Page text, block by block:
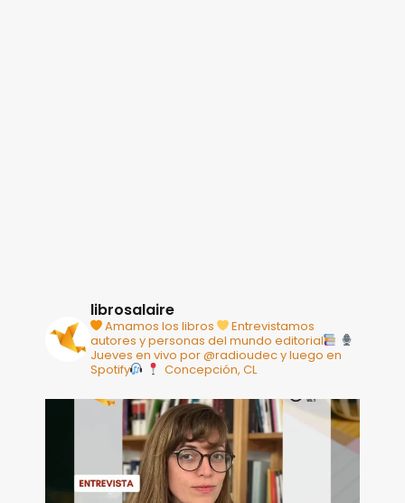
librosalaire
Amamos los libros
Entrevistamos
autores y personas del mundo editorial
Jueves en vivo por @radioudec y luego en
Spotify
Concepción, CL